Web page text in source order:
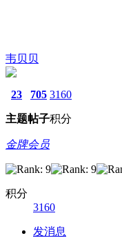
韦贝贝
23
主题
705
帖子
3160
积分
金牌会员
积分
3160
发消息